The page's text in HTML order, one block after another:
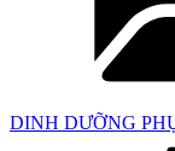
DINH DƯỠNG